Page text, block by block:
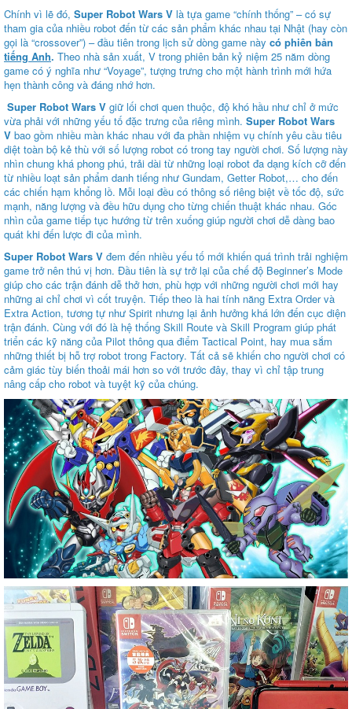
Chính vì lẽ đó, Super Robot Wars V là tựa game “chính thống” – có sự
tham gia của nhiều robot đến từ các sản phẩm khác nhau tại Nhật (hay còn
gọi là “crossover”) – đầu tiên trong lịch sử dòng game này có phiên bản
tiếng Anh. Theo nhà sản xuất, V trong phiên bản kỷ niệm 25 năm dòng
game có ý nghĩa như “Voyage”, tượng trưng cho một hành trình mới hứa
hẹn thành công và đáng nhớ hơn.
Super Robot Wars V giữ lối chơi quen thuộc, độ khó hầu như chỉ ở mức
vừa phải với những yếu tố đặc trưng của riêng mình. Super Robot Wars
V bao gồm nhiều màn khác nhau với đa phần nhiệm vụ chính yêu cầu tiêu
diệt toàn bộ kẻ thù với số lượng robot có trong tay người chơi. Số lượng này
nhìn chung khá phong phú, trải dài từ những loại robot đa dạng kích cỡ đến
từ nhiều loạt sản phẩm danh tiếng như Gundam, Getter Robot,… cho đến
các chiến hạm khổng lồ. Mỗi loại đều có thông số riêng biệt về tốc độ, sức
mạnh, năng lượng và đều hữu dụng cho từng chiến thuật khác nhau. Góc
nhìn của game tiếp tục hướng từ trên xuống giúp người chơi dễ dàng bao
quát khi đến lược đi của mình.
Super Robot Wars V đem đến nhiều yếu tố mới khiến quá trình trải nghiệm
game trở nên thú vị hơn. Đầu tiên là sự trở lại của chế độ Beginner’s Mode
giúp cho các trận đánh dễ thở hơn, phù hợp với những người chơi mới hay
những ai chỉ chơi vì cốt truyện. Tiếp theo là hai tính năng Extra Order và
Extra Action, tương tự như Spirit nhưng lại ảnh hưởng khá lớn đến cục diện
trận đánh. Cùng với đó là hệ thống Skill Route và Skill Program giúp phát
triển các kỹ năng của Pilot thông qua điểm Tactical Point, hay mua sắm
những thiết bị hỗ trợ robot trong Factory. Tất cả sẽ khiến cho người chơi có
cảm giác tùy biến thoải mái hơn so với trước đây, thay vì chỉ tập trung
nâng cấp cho robot và tuyệt kỹ của chúng.